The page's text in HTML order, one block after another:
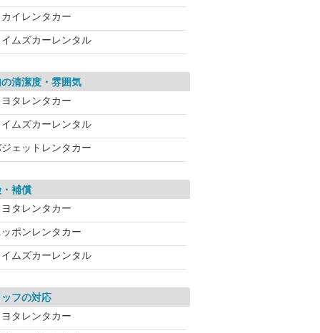
カイレンタカー
イムズカーレンタル
の清潔度・雰囲気
ヨタレンタカー
イムズカーレンタル
ェットレンタカー
補償
ヨタレンタカー
ッポンレンタカー
イムズカーレンタル
ッフの対応
ヨタレンタカー